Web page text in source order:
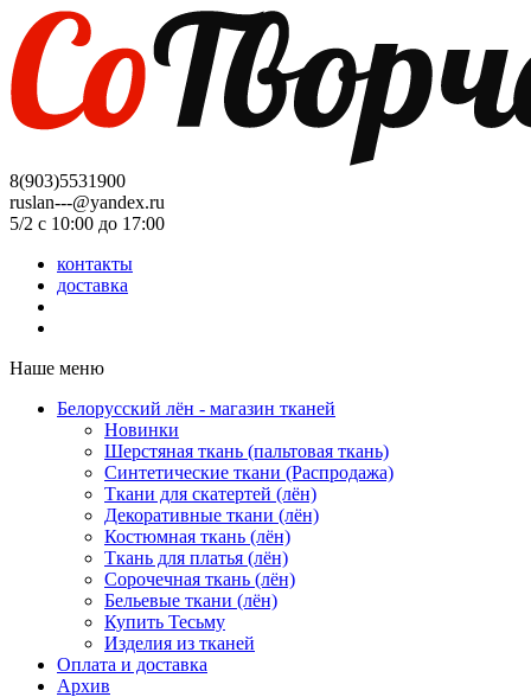
8(903)5531900
ruslan---@yandex.ru
5/2 с 10:00 до 17:00
контакты
доставка
Наше меню
Белорусский лён - магазин тканей
Новинки
Шерстяная ткань (пальтовая ткань)
Синтетические ткани (Распродажа)
Ткани для скатертей (лён)
Декоративные ткани (лён)
Костюмная ткань (лён)
Ткань для платья (лён)
Сорочечная ткань (лён)
Бельевые ткани (лён)
Купить Тесьму
Изделия из тканей
Оплата и доставка
Архив